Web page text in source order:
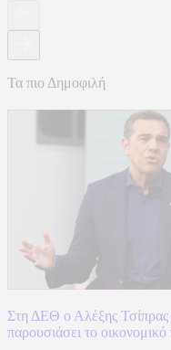
Τα πιο Δημοφιλή
Στη ΔΕΘ ο Αλέξης Τσίπρας
παρουσιάσει το